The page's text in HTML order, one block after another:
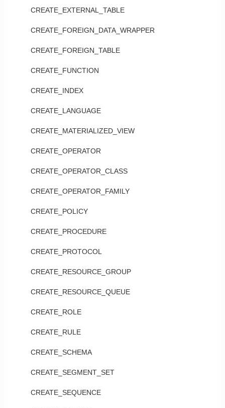
CREATE_EXTERNAL_TABLE
CREATE_FOREIGN_DATA_WRAPPER
CREATE_FOREIGN_TABLE
CREATE_FUNCTION
CREATE_INDEX
CREATE_LANGUAGE
CREATE_MATERIALIZED_VIEW
CREATE_OPERATOR
CREATE_OPERATOR_CLASS
CREATE_OPERATOR_FAMILY
CREATE_POLICY
CREATE_PROCEDURE
CREATE_PROTOCOL
CREATE_RESOURCE_GROUP
CREATE_RESOURCE_QUEUE
CREATE_ROLE
CREATE_RULE
CREATE_SCHEMA
CREATE_SEGMENT_SET
CREATE_SEQUENCE